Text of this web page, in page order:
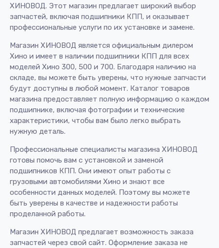
ХИНОВОД. Этот магазин предлагает широкий выбор
запчастей, включая подшипники КПП, и оказывает
профессиональные услуги по их установке и замене.
Магазин ХИНОВОД является официальным дилером
Хино и имеет в наличии подшипники КПП для всех
моделей Хино 300, 500 и 700. Благодаря наличию на
складе, вы можете быть уверены, что нужные запчасти
будут доступны в любой момент. Каталог товаров
магазина предоставляет полную информацию о каждом
подшипнике, включая фотографии и технические
характеристики, чтобы вам было легко выбрать
нужную деталь.
Профессиональные специалисты магазина ХИНОВОД
готовы помочь вам с установкой и заменой
подшипников КПП. Они имеют опыт работы с
грузовыми автомобилями Хино и знают все
особенности данных моделей. Поэтому вы можете
быть уверены в качестве и надежности работы
проделанной работы.
Магазин ХИНОВОД предлагает возможность заказа
запчастей через свой сайт. Оформление заказа не